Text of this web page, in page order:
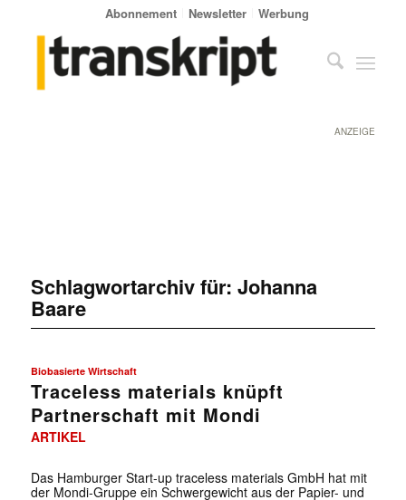
Abonnement Newsletter Werbung
ANZEIGE
Schlagwortarchiv für: Johanna
Baare
Biobasierte Wirtschaft
Traceless materials knüpft
Partnerschaft mit Mondi
ARTIKEL
Das Hamburger Start-up traceless materials GmbH hat mit
der Mondi-Gruppe ein Schwergewicht aus der Papier- und